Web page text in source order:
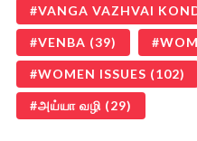
VANGA VAZHVAI
VENBA (39)
WOMEN ISSUES (102)
அய்யா வழி (29)